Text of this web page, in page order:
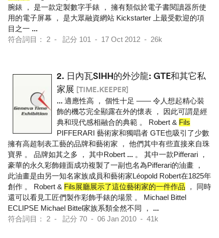
腕錶 ， 是一款定製數字手錶 ， 擁有類似於電子書閱讀器所使
用的電子屏幕 ， 是大眾融資網站 Kickstarter 上最受歡迎的項
目之一 ...
符合詞目： 2 - 記分 101 - 17 Oct 2012 - 26k
2. 日內瓦SIHH的外沙龍: GTE和其它私
家展 [TIME.KEEPER]
... 適應性高 ， 個性十足 —— 令人想起精心裝
飾的機芯完全顯露在外的懷表 ， 因此可謂是經
典和現代感相融合的典範 。 Robert & Fils
PIFFERARI 藝術家和獨唱者 GTE也吸引了少數
擁有高超制表工藝的品牌和藝術家 ， 他們其中有些直接來自珠
寶界 。 品牌如其之多 ， 其中Robert ... 。 其中一款Pifferari ，
豪華的永久彩飾鐘面成功複製了一副也名為Pifferari的油畫 ，
此油畫是由另一知名家族成員和藝術家Léopold Robert在1825年
創作 。 Robert & Fils展廳展示了這位藝術家的一件作品 ， 同時
還可以看見工匠們製作彩飾手錶的場景 。 Michael Bittel
ECLIPSE Michael Bittel家族系類全然不同 ， ...
符合詞目： 2 - 記分 70 - 06 Jan 2010 - 41k